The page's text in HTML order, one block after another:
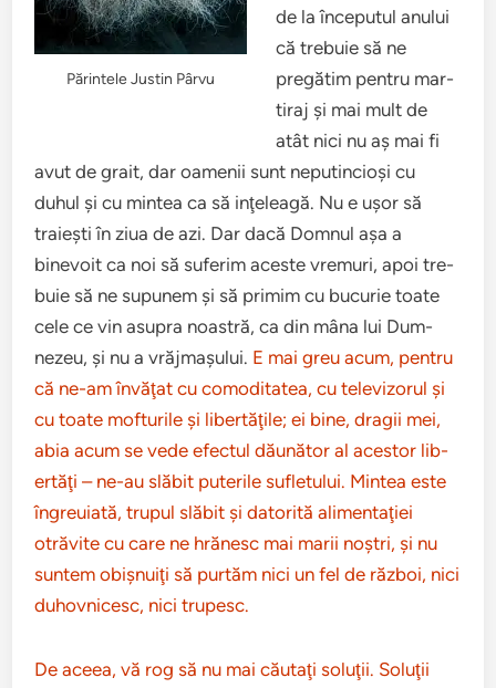
Părintele Justin Pârvu
de la începutul anu­lui
că tre­buie să ne
pregătim pen­tru mar­
ti­raj şi mai mult de
atât nici nu aş mai fi
avut de grait, dar oamenii sunt neputin­cioşi cu
duhul şi cu mintea ca să inţe­leagă. Nu e uşor să
traieşti în ziua de azi. Dar dacă Dom­nul aşa a
binevoit ca noi să suferim aceste vre­muri, apoi tre­
buie să ne supunem şi să primim cu bucurie toate
cele ce vin asupra noas­tră, ca din mâna lui Dum­
nezeu, şi nu a vră­j­maşu­lui. E mai greu acum, pen­tru
că ne-am învăţat cu comod­i­tatea, cu tele­vi­zorul şi
cu toate mof­turile şi lib­er­tăţile; ei bine, dragii mei,
abia acum se vede efec­tul dău­nă­tor al aces­tor lib­
er­tăţi – ne-au slăbit put­er­ile sufle­tu­lui. Mintea este
îngreuiată, trupul slăbit şi datorită ali­men­taţiei
otrăvite cu care ne hrănesc mai marii noştri, şi nu
sun­tem obişnu­iţi să pur­tăm nici un fel de război, nici
duhovnicesc, nici tru­pesc.
De aceea, vă rog să nu mai cău­taţi soluţii. Solu­ţii